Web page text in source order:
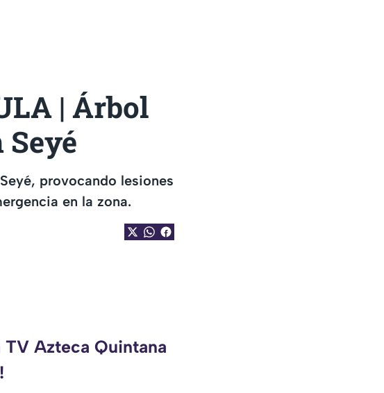
| Árbol
provocando lesiones
en la zona.
Azteca Quintana